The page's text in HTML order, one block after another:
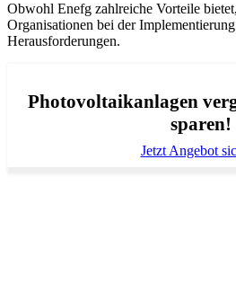
Obwohl Enefg zahlreiche Vorteile
Organisationen bei der
Herausforderungen.
Photovoltaikanlagen
sparen!
Jetzt Angebot